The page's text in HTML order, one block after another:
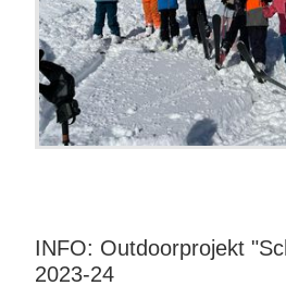
INFO: Outdoorprojekt
2023-24